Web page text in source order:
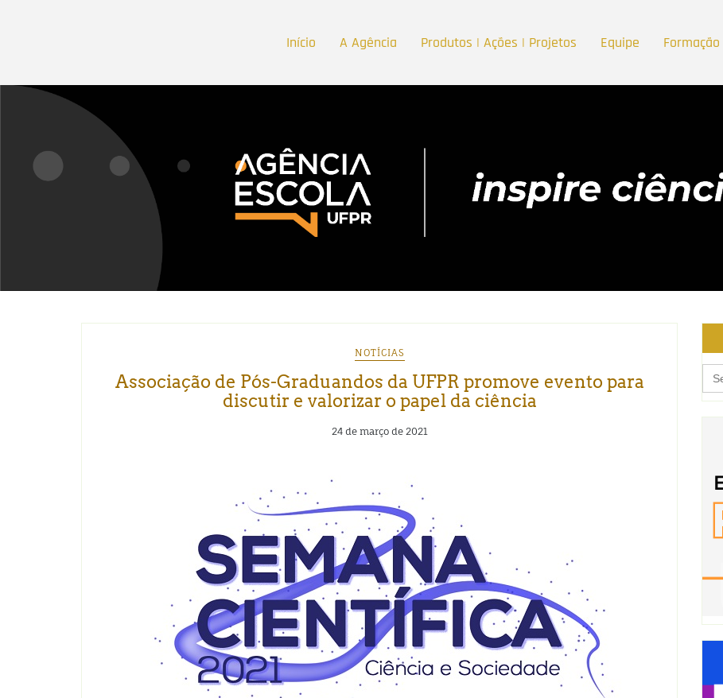
Início A Agência Produtos | Ações | Projetos Equipe Formação
NOTÍCIAS
Associação de Pós-Graduandos da UFPR promove evento para
discutir e valorizar o papel da ciência
24 de março de 2021
for: